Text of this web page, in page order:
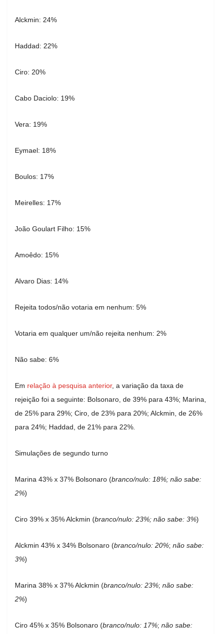
Alckmin: 24%
Haddad: 22%
Ciro: 20%
Cabo Daciolo: 19%
Vera: 19%
Eymael: 18%
Boulos: 17%
Meirelles: 17%
João Goulart Filho: 15%
Amoêdo: 15%
Alvaro Dias: 14%
Rejeita todos/não votaria em nenhum: 5%
Votaria em qualquer um/não rejeita nenhum: 2%
Não sabe: 6%
Em relação à pesquisa anterior, a variação da taxa de
rejeição foi a seguinte: Bolsonaro, de 39% para 43%; Marina,
de 25% para 29%; Ciro, de 23% para 20%; Alckmin, de 26%
para 24%; Haddad, de 21% para 22%.
Simulações de segundo turno
Marina 43% x 37% Bolsonaro (branco/nulo: 18%; não sabe:
2%)
Ciro 39% x 35% Alckmin (branco/nulo: 23%; não sabe: 3%)
Alckmin 43% x 34% Bolsonaro (branco/nulo: 20%; não sabe:
3%)
Marina 38% x 37% Alckmin (branco/nulo: 23%; não sabe:
2%)
Ciro 45% x 35% Bolsonaro (branco/nulo: 17%; não sabe: